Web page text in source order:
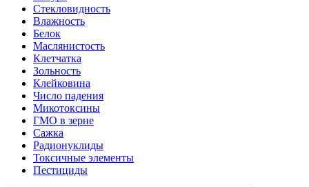
Стекловидность
Влажность
Белок
Маслянистость
Клетчатка
Зольность
Клейковина
Число падения
Микотоксины
ГМО в зерне
Сажка
Радионуклиды
Токсичные элементы
Пестициды